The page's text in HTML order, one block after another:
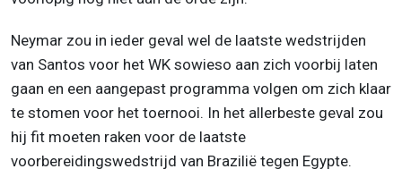
Neymar zou in ieder geval wel de laatste wedstrijden
van Santos voor het WK sowieso aan zich voorbij laten
gaan en een aangepast programma volgen om zich klaar
te stomen voor het toernooi. In het allerbeste geval zou
hij fit moeten raken voor de laatste
voorbereidingswedstrijd van Brazilië tegen Egypte.